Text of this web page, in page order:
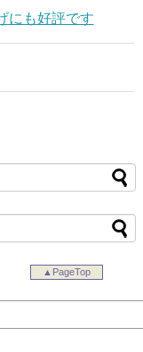
にも好評です
▲PageTop